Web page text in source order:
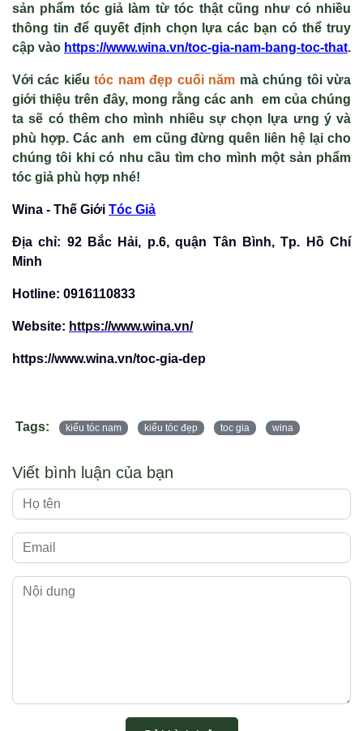
sản phẩm tóc giả làm từ tóc thật cũng như có nhiều
thông tin để quyết định chọn lựa các bạn có thể truy
cập vào https://www.wina.vn/toc-gia-nam-bang-toc-that.
Với các kiểutóc nam đẹp cuối năm mà chúng tôi vừa
giới thiệu trên đây, mong rằng các anh em của chúng
ta sẽ có thêm cho mình nhiều sự chọn lựa ưng ý và
phù hợp. Các anh em cũng đừng quên liên hệ lại cho
chúng tôi khi có nhu cầu tìm cho mình một sản phẩm
tóc giả phù hợp nhé!
Wina - Thế Giới Tóc Giả
Địa chỉ: 92 Bắc Hải, p.6, quận Tân Bình, Tp. HồChí
Minh
Hotline: 0916110833
Website: https://www.wina.vn/
https://www.wina.vn/toc-gia-dep
Tags: kiểu tóc nam kiểu tóc đẹp toc gia wina
Viết bình luận của bạn